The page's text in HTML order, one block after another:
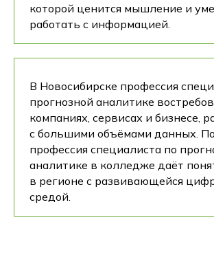
которой ценится мышление и
работать с информацией.
В Новосибирске профессия
прогнозной аналитике
компаниях, сервисах и бизнесе,
с большими объёмами данных.
профессия специалиста по
аналитике в колледже даёт
в регионе с развивающейся
средой.